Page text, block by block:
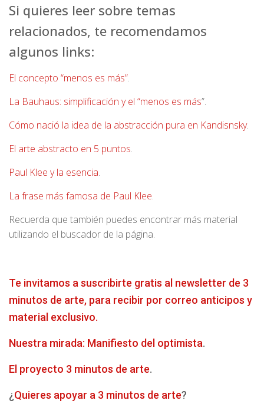
Si quieres leer sobre temas
relacionados, te recomendamos
algunos links:
El concepto “menos es más”.
La Bauhaus: simplificación y el “menos es más”.
Cómo nació la idea de la abstracción pura en Kandisnsky.
El arte abstracto en 5 puntos.
Paul Klee y la esencia.
La frase más famosa de Paul Klee.
Recuerda que también puedes encontrar más material
utilizando el buscador de la página.
Te invitamos a suscribirte gratis al newsletter de 3
minutos de arte, para recibir por correo anticipos y
material exclusivo.
Nuestra mirada: Manifiesto del optimista.
El proyecto 3 minutos de arte.
¿Quieres apoyar a 3 minutos de arte?